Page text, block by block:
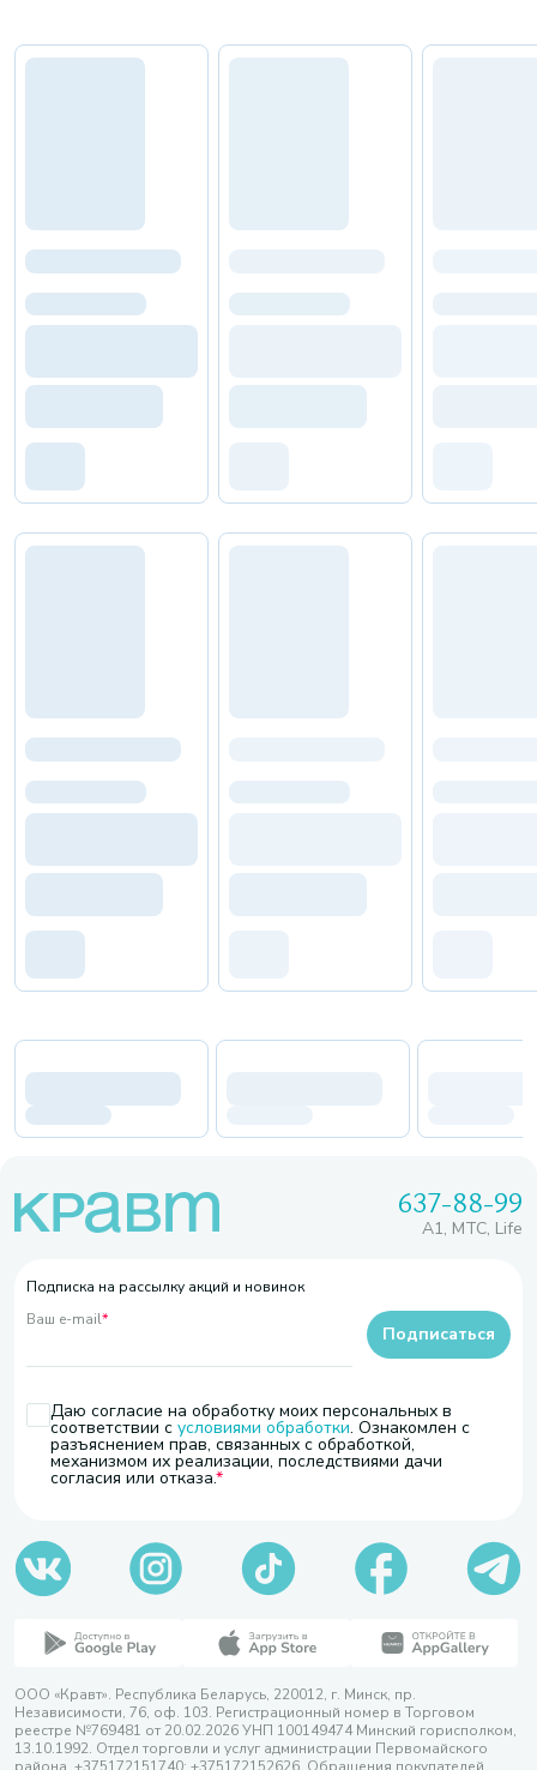
637-88-99
A1, МТС, Life
Подписка на рассылку акций и новинок
Ваш e-mail*
Даю согласие на обработку моих персональных в
соответствии с условиями обработки. Ознакомлен с
разъяснением прав, связанных с обработкой,
механизмом их реализации, последствиями дачи
согласия или отказа.
Подписаться
ООО «Кравт». Республика Беларусь, 220012, г. Минск, пр.
Независимости, 76, оф. 103. Регистрационный номер в Торговом
реестре №769481 от 20.02.2026 УНП 100149474 Минский горисполком,
13.10.1992. Отдел торговли и услуг администрации Первомайского